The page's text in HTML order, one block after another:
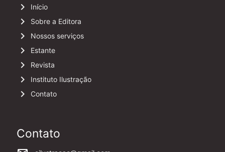
keyboard_arrow_right Início
keyboard_arrow_right Sobre a Editora
keyboard_arrow_right Nossos serviços
keyboard_arrow_right Estante
keyboard_arrow_right Revista
keyboard_arrow_right Instituto Ilustração
keyboard_arrow_right Contato
Contato